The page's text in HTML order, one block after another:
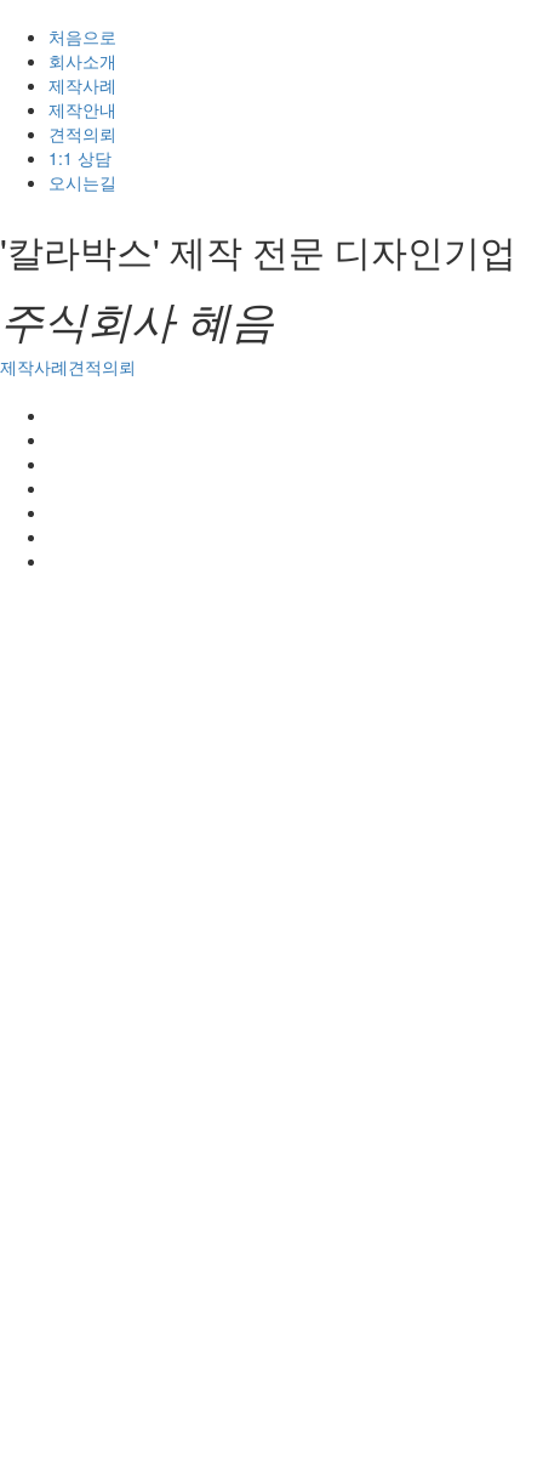
처음으로
회사소개
제작사례
제작안내
견적의뢰
1:1 상담
오시는길
'칼라박스' 제작 전문 디자인기업
주식회사 혜음
제작사례견적의뢰